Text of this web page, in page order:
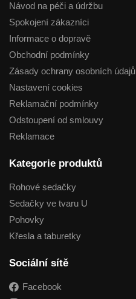
Návod na péči a údržbu
Spokojení zákazníci
Informace o dopravě
Obchodní podmínky
Zásady ochrany osobních údajů
Nastavení cookies
Reklamační podmínky
Odstoupení od smlouvy
Reklamace
Kategorie produktů
Rohové sedačky
Sedačky ve tvaru U
Pohovky
Křesla a taburetky
Sociální sítě
Facebook